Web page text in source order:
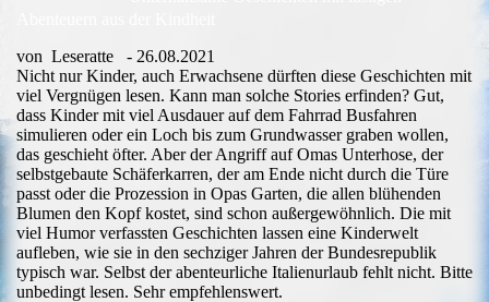
von Leseratte - 26.08.2021
Nicht nur Kinder, auch Erwachsene dürften diese Geschichten mit
viel Vergnügen lesen. Kann man solche Stories erfinden? Gut,
dass Kinder mit viel Ausdauer auf dem Fahrrad Busfahren
simulieren oder ein Loch bis zum Grundwasser graben wollen,
das geschieht öfter. Aber der Angriff auf Omas Unterhose, der
selbstgebaute Schäferkarren, der am Ende nicht durch die Türe
passt oder die Prozession in Opas Garten, die allen blühenden
Blumen den Kopf kostet, sind schon außergewöhnlich. Die mit
viel Humor verfassten Geschichten lassen eine Kinderwelt
aufleben, wie sie in den sechziger Jahren der Bundesrepublik
typisch war. Selbst der abenteurliche Italienurlaub fehlt nicht. Bitte
unbedingt lesen. Sehr empfehlenswert.